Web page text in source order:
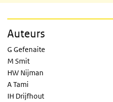
Auteurs
G Gefenaite
M Smit
HW Nijman
A Tami
IH Drijfhout